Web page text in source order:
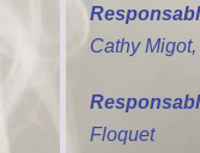
Cathy
Floquet